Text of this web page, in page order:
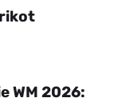
WM 2026: